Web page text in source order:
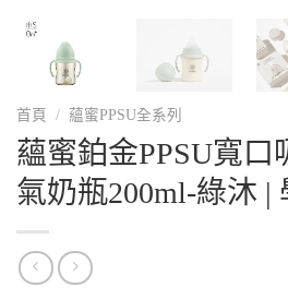
首頁 / 蘊蜜PPSU全系列
蘊蜜鉑金PPSU寬口
氣奶瓶200ml-綠沐 |